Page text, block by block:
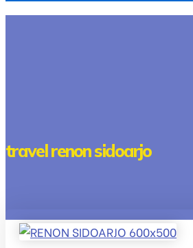
travel renon sidoarjo